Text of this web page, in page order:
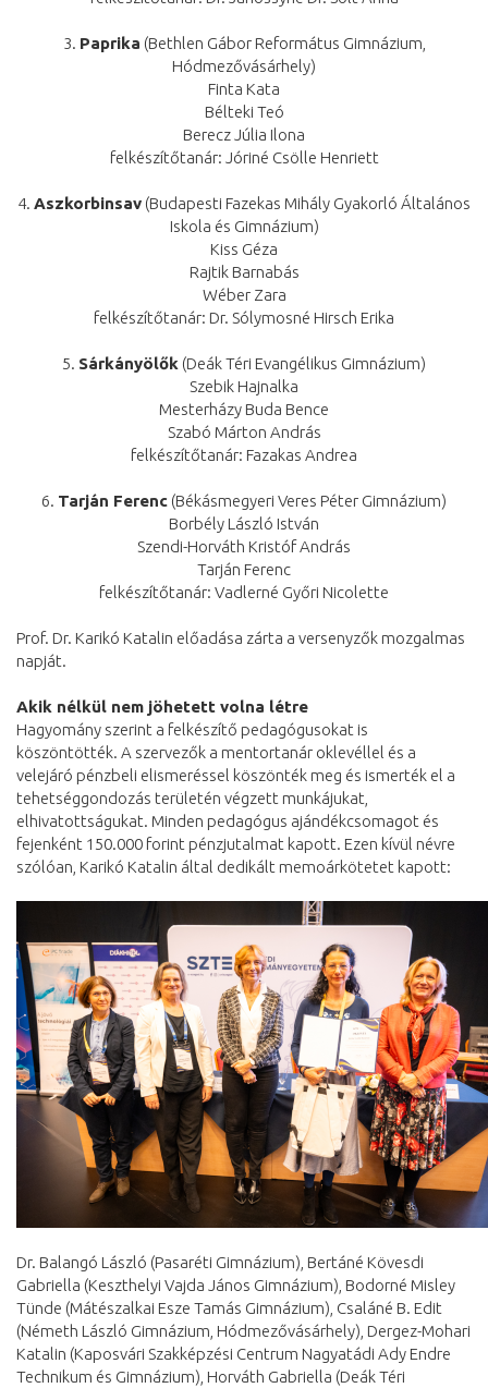
3. Paprika (Bethlen Gábor Református Gimnázium,
Hódmezővásárhely)
Finta Kata
Bélteki Teó
Berecz Júlia Ilona
felkészítőtanár: Jóriné Csölle Henriett
4. Aszkorbinsav (Budapesti Fazekas Mihály Gyakorló Általános
Iskola és Gimnázium)
Kiss Géza
Rajtik Barnabás
Wéber Zara
felkészítőtanár: Dr. Sólymosné Hirsch Erika
5. Sárkányölők (Deák Téri Evangélikus Gimnázium)
Szebik Hajnalka
Mesterházy Buda Bence
Szabó Márton András
felkészítőtanár: Fazakas Andrea
6. Tarján Ferenc (Békásmegyeri Veres Péter Gimnázium)
Borbély László István
Szendi-Horváth Kristóf András
Tarján Ferenc
felkészítőtanár: Vadlerné Győri Nicolette
Prof. Dr. Karikó Katalin előadása zárta a versenyzők mozgalmas
napját.
Akik nélkül nem jöhetett volna létre
Hagyomány szerint a felkészítő pedagógusokat is
köszöntötték. A szervezők a mentortanár oklevéllel és a
velejáró pénzbeli elismeréssel köszönték meg és ismerték el a
tehetséggondozás területén végzett munkájukat,
elhivatottságukat. Minden pedagógus ajándékcsomagot és
fejenként 150.000 forint pénzjutalmat kapott. Ezen kívül névre
szólóan, Karikó Katalin által dedikált memoárkötetet kapott:
Dr. Balangó László (Pasaréti Gimnázium), Bertáné Kövesdi
Gabriella (Keszthelyi Vajda János Gimnázium), Bodorné Misley
Tünde (Mátészalkai Esze Tamás Gimnázium), Csaláné B. Edit
(Németh László Gimnázium, Hódmezővásárhely), Dergez-Mohari
Katalin (Kaposvári Szakképzési Centrum Nagyatádi Ady Endre
Technikum és Gimnázium), Horváth Gabriella (Deák Téri